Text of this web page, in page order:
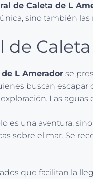
de Caleta de L
sino también
de
L Amerador se
buscan
Las
es una aventura,
sobre el mar. Se
que facilitan la